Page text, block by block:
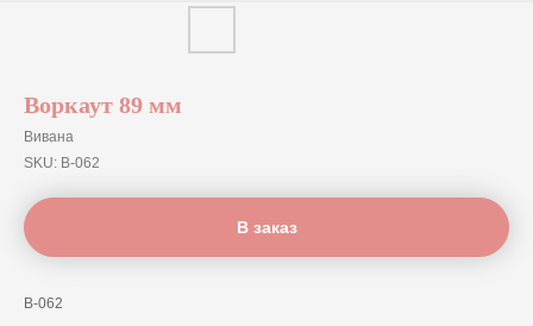
Воркаут 89 мм
Вивана
SKU: В-062
В заказ
В-062